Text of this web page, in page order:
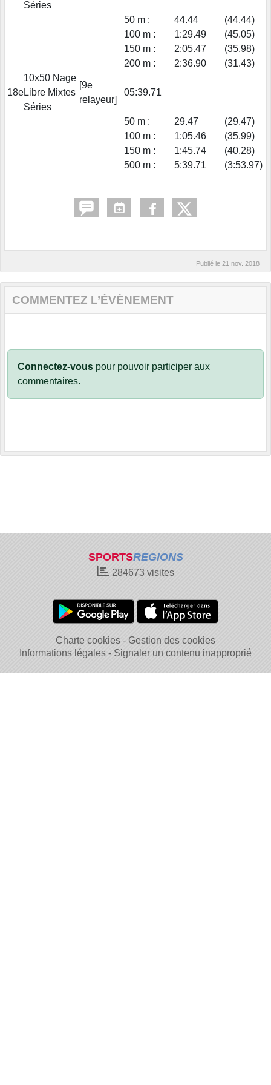
Séries
50 m :
44.44
(44.44)
100 m :
1:29.49
(45.05)
150 m :
2:05.47
(35.98)
200 m :
2:36.90 (31.43)
18e
10x50 Nage
Libre Mixtes
Séries
[9e
relayeur]
05:39.71
50 m : 29.47
(29.47)
100 m :
1:05.46
(35.99)
150 m :
1:45.74
(40.28)
500 m :
5:39.71 (3:53.97)
Publié le 21 nov. 2018
COMMENTEZ L’ÉVÈNEMENT
Connectez-vous pour pouvoir participer aux
commentaires.
SPORTSREGIONS
284673 visites
Charte cookies
Gestion des cookies
Informations légales
Signaler un contenu inapproprié